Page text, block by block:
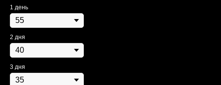
1 день
2 дня
3 дня